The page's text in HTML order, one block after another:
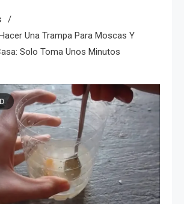
Una Trampa Para Moscas Y
Solo Toma Unos Minutos